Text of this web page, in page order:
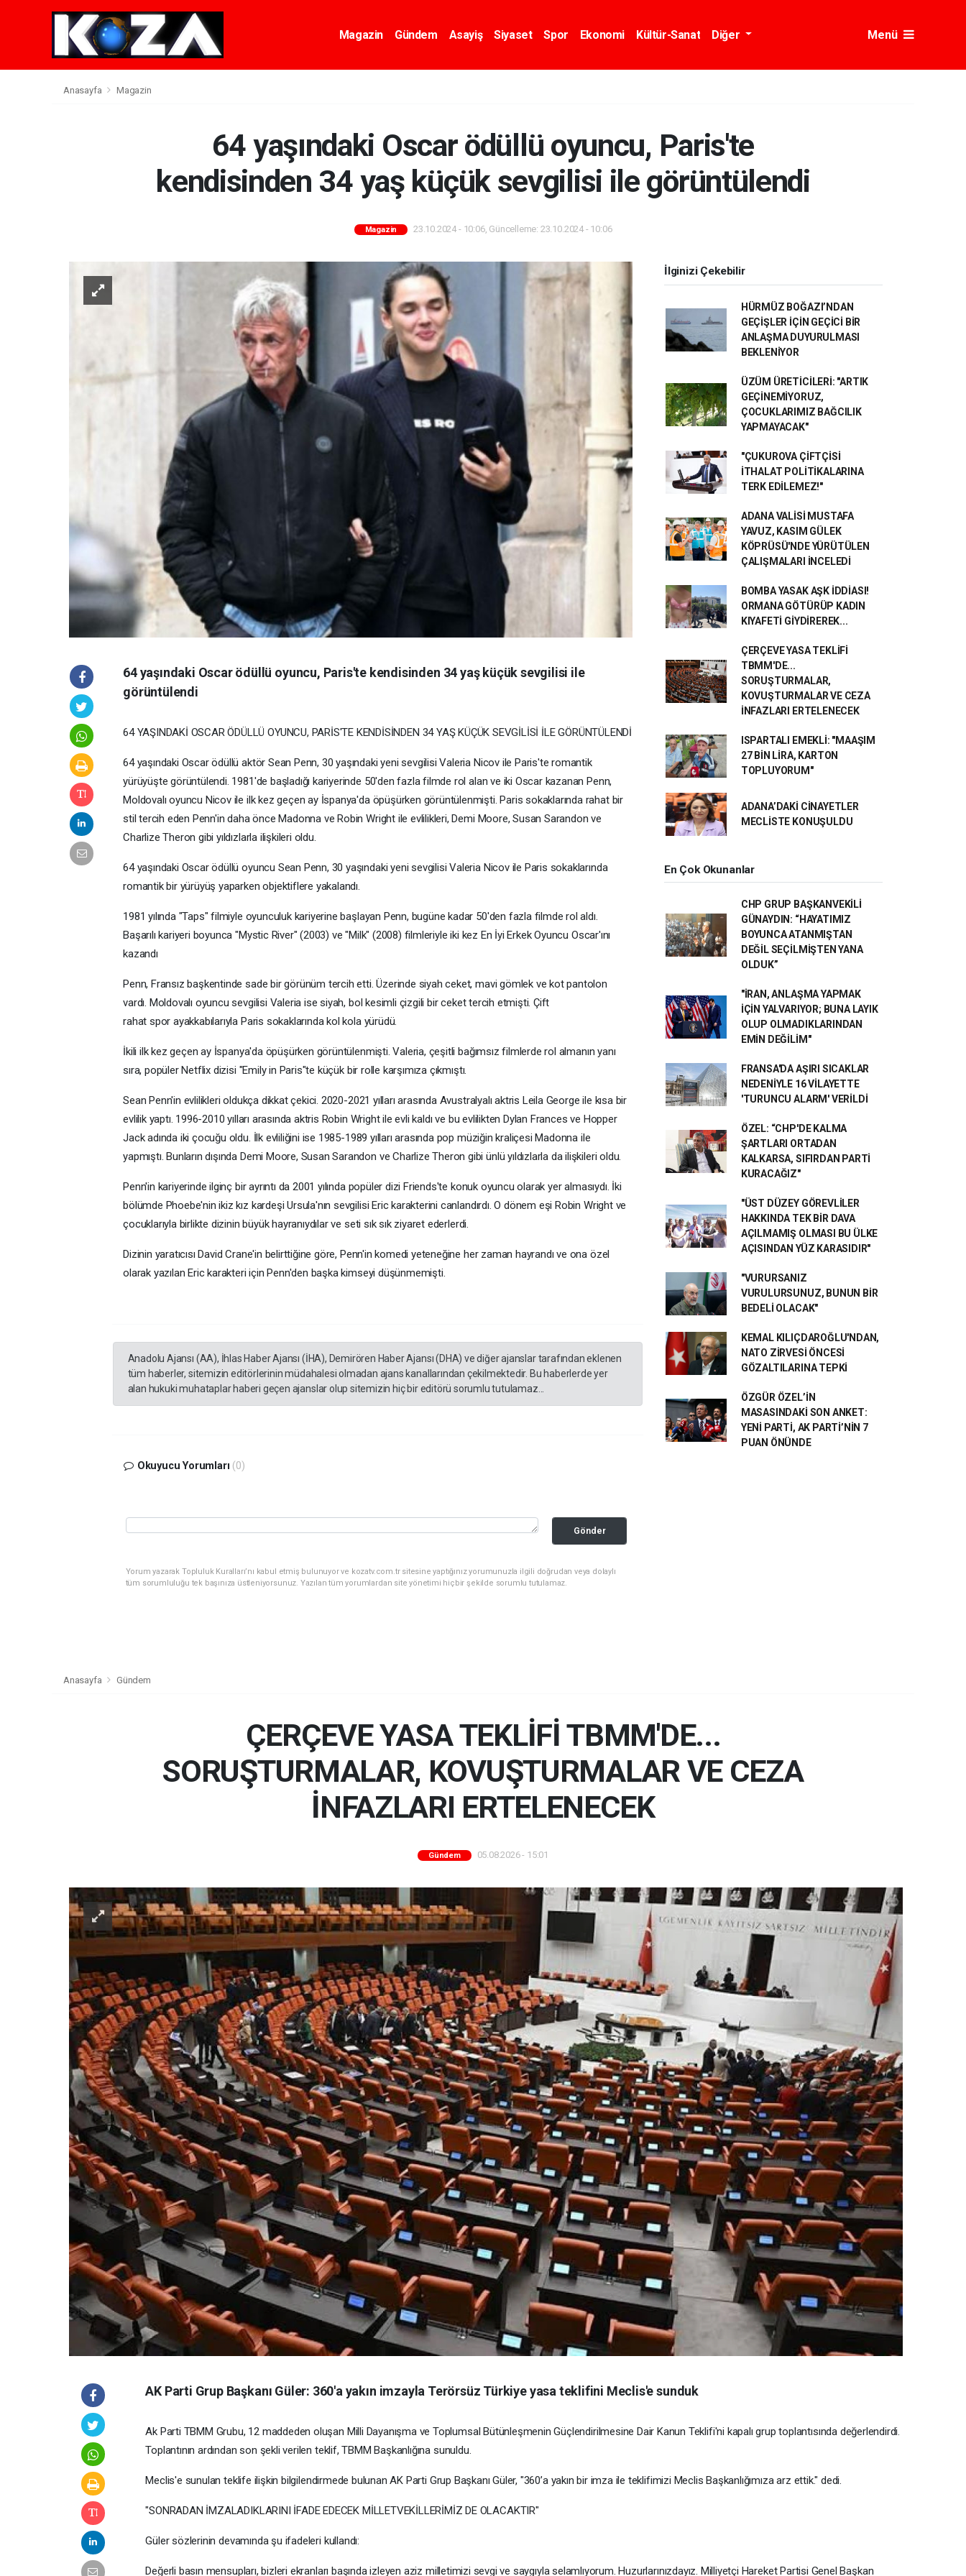
Magazin Gündem Asayiş Siyaset Spor Ekonomi Kültür-Sanat Diğer Menü
Anasayfa Magazin
64 yaşındaki Oscar ödüllü oyuncu, Paris'te
kendisinden 34 yaş küçük sevgilisi ile görüntülendi
Magazin 23.10.2024 - 10:06, Güncelleme: 23.10.2024 - 10:06
64 yaşındaki Oscar ödüllü oyuncu, Paris'te kendisinden 34 yaş küçük sevgilisi ile
görüntülendi
64 YAŞINDAKİ OSCAR ÖDÜLLÜ OYUNCU, PARİS'TE KENDİSİNDEN 34 YAŞ KÜÇÜK SEVGİLİSİ İLE GÖRÜNTÜLENDİ
64 yaşındaki Oscar ödüllü aktör Sean Penn, 30 yaşındaki yeni sevgilisi Valeria Nicov ile Paris'te romantik
yürüyüşte görüntülendi. 1981'de başladığı kariyerinde 50'den fazla filmde rol alan ve iki Oscar kazanan Penn,
Moldovalı oyuncu Nicov ile ilk kez geçen ay İspanya'da öpüşürken görüntülenmişti. Paris sokaklarında rahat bir
stil tercih eden Penn'in daha önce Madonna ve Robin Wright ile evlilikleri, Demi Moore, Susan Sarandon ve
Charlize Theron gibi yıldızlarla ilişkileri oldu.
64 yaşındaki Oscar ödüllü oyuncu Sean Penn, 30 yaşındaki yeni sevgilisi Valeria Nicov ile Paris sokaklarında
romantik bir yürüyüş yaparken objektiflere yakalandı.
1981 yılında "Taps" filmiyle oyunculuk kariyerine başlayan Penn, bugüne kadar 50'den fazla filmde rol aldı.
Başarılı kariyeri boyunca "Mystic River" (2003) ve "Milk" (2008) filmleriyle iki kez En İyi Erkek Oyuncu Oscar'ını
kazandı
Penn, Fransız başkentinde sade bir görünüm tercih etti. Üzerinde siyah ceket, mavi gömlek ve kot pantolon
vardı. Moldovalı oyuncu sevgilisi Valeria ise siyah, bol kesimli çizgili bir ceket tercih etmişti. Çift
rahat spor ayakkabılarıyla Paris sokaklarında kol kola yürüdü.
İkili ilk kez geçen ay İspanya'da öpüşürken görüntülenmişti. Valeria, çeşitli bağımsız filmlerde rol almanın yanı
sıra, popüler Netflix dizisi "Emily in Paris"te küçük bir rolle karşımıza çıkmıştı.
Sean Penn'in evlilikleri oldukça dikkat çekici. 2020-2021 yılları arasında Avustralyalı aktris Leila George ile kısa bir
evlilik yaptı. 1996-2010 yılları arasında aktris Robin Wright ile evli kaldı ve bu evlilikten Dylan Frances ve Hopper
Jack adında iki çocuğu oldu. İlk evliliğini ise 1985-1989 yılları arasında pop müziğin kraliçesi Madonna ile
yapmıştı. Bunların dışında Demi Moore, Susan Sarandon ve Charlize Theron gibi ünlü yıldızlarla da ilişkileri oldu.
Penn'in kariyerinde ilginç bir ayrıntı da 2001 yılında popüler dizi Friends'te konuk oyuncu olarak yer almasıydı. İki
bölümde Phoebe'nin ikiz kız kardeşi Ursula'nın sevgilisi Eric karakterini canlandırdı. O dönem eşi Robin Wright ve
çocuklarıyla birlikte dizinin büyük hayranıydılar ve seti sık sık ziyaret ederlerdi.
Dizinin yaratıcısı David Crane'in belirttiğine göre, Penn'in komedi yeteneğine her zaman hayrandı ve ona özel
olarak yazılan Eric karakteri için Penn'den başka kimseyi düşünmemişti.
Anadolu Ajansı (AA), İhlas Haber Ajansı (İHA), Demirören Haber Ajansı (DHA) ve diğer ajanslar tarafından eklenen
tüm haberler, sitemizin editörlerinin müdahalesi olmadan ajans kanallarından çekilmektedir. Bu haberlerde yer
alan hukuki muhataplar haberi geçen ajanslar olup sitemizin hiç bir editörü sorumlu tutulamaz...
Okuyucu Yorumları (0)
Gönder
Yorum yazarak Topluluk Kuralları’nı kabul etmiş bulunuyor ve kozatv.com.tr sitesine yaptığınız yorumunuzla ilgili doğrudan veya dolaylı
tüm sorumluluğu tek başınıza üstleniyorsunuz. Yazılan tüm yorumlardan site yönetimi hiçbir şekilde sorumlu tutulamaz.
İlginizi Çekebilir
HÜRMÜZ BOĞAZI’NDAN
GEÇİŞLER İÇİN GEÇİCİ BİR
ANLAŞMA DUYURULMASI
BEKLENİYOR
ÜZÜM ÜRETİCİLERİ: "ARTIK
GEÇİNEMİYORUZ,
ÇOCUKLARIMIZ BAĞCILIK
YAPMAYACAK"
"ÇUKUROVA ÇİFTÇİSİ
İTHALAT POLİTİKALARINA
TERK EDİLEMEZ!"
ADANA VALİSİ MUSTAFA
YAVUZ, KASIM GÜLEK
KÖPRÜSÜ'NDE YÜRÜTÜLEN
ÇALIŞMALARI İNCELEDİ
BOMBA YASAK AŞK İDDİASI!
ORMANA GÖTÜRÜP KADIN
KIYAFETİ GİYDİREREK...
ÇERÇEVE YASA TEKLİFİ
TBMM'DE...
SORUŞTURMALAR,
KOVUŞTURMALAR VE CEZA
İNFAZLARI ERTELENECEK
ISPARTALI EMEKLİ: "MAAŞIM
27 BİN LİRA, KARTON
TOPLUYORUM"
ADANA’DAKİ CİNAYETLER
MECLİSTE KONUŞULDU
En Çok Okunanlar
CHP GRUP BAŞKANVEKİLİ
GÜNAYDIN: “HAYATIMIZ
BOYUNCA ATANMIŞTAN
DEĞİL SEÇİLMİŞTEN YANA
OLDUK”
"İRAN, ANLAŞMA YAPMAK
İÇİN YALVARIYOR; BUNA LAYIK
OLUP OLMADIKLARINDAN
EMİN DEĞİLİM"
FRANSA'DA AŞIRI SICAKLAR
NEDENİYLE 16 VİLAYETTE
'TURUNCU ALARM' VERİLDİ
ÖZEL: “CHP'DE KALMA
ŞARTLARI ORTADAN
KALKARSA, SIFIRDAN PARTİ
KURACAĞIZ"
"ÜST DÜZEY GÖREVLİLER
HAKKINDA TEK BİR DAVA
AÇILMAMIŞ OLMASI BU ÜLKE
AÇISINDAN YÜZ KARASIDIR"
"VURURSANIZ
VURULURSUNUZ, BUNUN BİR
BEDELİ OLACAK"
KEMAL KILIÇDAROĞLU'NDAN,
NATO ZİRVESİ ÖNCESİ
GÖZALTILARINA TEPKİ
ÖZGÜR ÖZEL’İN
MASASINDAKİ SON ANKET:
YENİ PARTİ, AK PARTİ’NİN 7
PUAN ÖNÜNDE
Anasayfa Gündem
ÇERÇEVE YASA TEKLİFİ TBMM'DE...
SORUŞTURMALAR, KOVUŞTURMALAR VE CEZA
İNFAZLARI ERTELENECEK
Gündem 05.08.2026 - 15:01
AK Parti Grup Başkanı Güler: 360'a yakın imzayla Terörsüz Türkiye yasa teklifini Meclis'e sunduk
Ak Parti TBMM Grubu, 12 maddeden oluşan Milli Dayanışma ve Toplumsal Bütünleşmenin Güçlendirilmesine Dair Kanun Teklifi'ni kapalı grup toplantısında değerlendirdi.
Toplantının ardından son şekli verilen teklif, TBMM Başkanlığına sunuldu.
Meclis'e sunulan teklife ilişkin bilgilendirmede bulunan AK Parti Grup Başkanı Güler, "360’a yakın bir imza ile teklifimizi Meclis Başkanlığımıza arz ettik." dedi.
"SONRADAN İMZALADIKLARINI İFADE EDECEK MİLLETVEKİLLERİMİZ DE OLACAKTIR"
Güler sözlerinin devamında şu ifadeleri kullandı:
Değerli basın mensupları, bizleri ekranları başında izleyen aziz milletimizi sevgi ve saygıyla selamlıyorum. Huzurlarınızdayız. Milliyetçi Hareket Partisi Genel Başkan